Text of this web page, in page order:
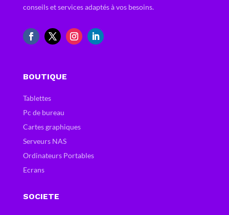
conseils et services adaptés à vos besoins.
BOUTIQUE
Tablettes
Pc de bureau
Cartes graphiques
Serveurs NAS
Ordinateurs Portables
Ecrans
SOCIETE